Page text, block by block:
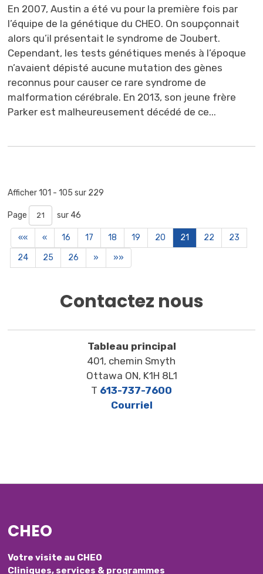
En 2007, Austin a été vu pour la première fois par
l’équipe de la génétique du CHEO. On soupçonnait
alors qu’il présentait le syndrome de Joubert.
Cependant, les tests génétiques menés à l’époque
n’avaient dépisté aucune mutation des gènes
reconnus pour causer ce rare syndrome de
malformation cérébrale. En 2013, son jeune frère
Parker est malheureusement décédé de ce...
Afficher 101 - 105 sur 229
Page sur 46
«« « 16 17 18 19 20 21 22
23
24
25 26 » »»
Contactez nous
Tableau principal
401, chemin Smyth
Ottawa ON, K1H 8L1
T 613-737-7600
Courriel
CHEO
Votre visite au CHEO
Cliniques, services & programmes